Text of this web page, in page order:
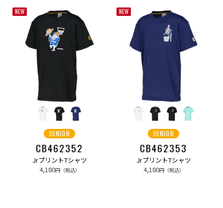
NEW
JUNIOR
CB462352
JrプリントTシャツ
4,180円（税込）
NEW
JUNIOR
CB462353
JrプリントTシャツ
4,180円（税込）